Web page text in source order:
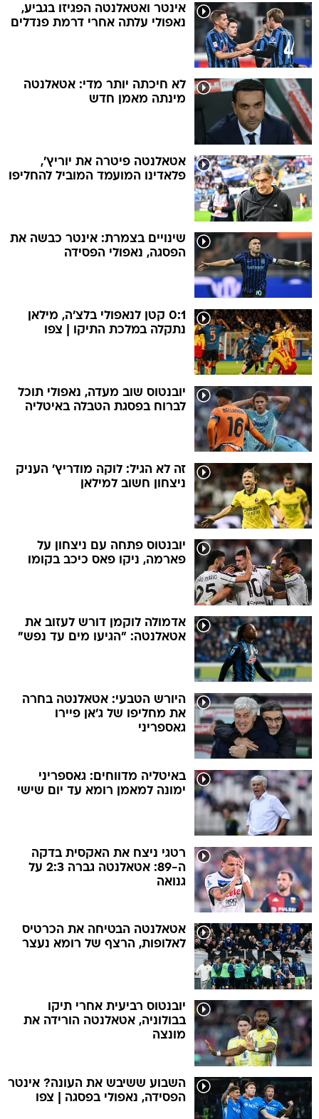
אינטר ואטאלנטה הפגיזו בגביע,
נאפולי עלתה אחרי דרמת פנדלים
לא חיכתה יותר מדי: אטאלנטה
מינתה מאמן חדש
אטאלנטה פיטרה את יוריץ',
פלאדינו המועמד המוביל להחליפו
שינויים בצמרת: אינטר כבשה את
הפסגה, נאפולי הפסידה
0:1 קטן לנאפולי בלצ'ה, מילאן
נתקלה במלכת התיקו | צפו
יובנטוס שוב מעדה, נאפולי תוכל
לברוח בפסגת הטבלה באיטליה
זה לא הגיל: לוקה מודריץ' העניק
ניצחון חשוב למילאן
יובנטוס פתחה עם ניצחון על
פארמה, ניקו פאס כיכב בקומו
אדמולה לוקמן דורש לעזוב את
אטאלנטה: "הגיעו מים עד נפש"
היורש הטבעי: אטאלנטה בחרה
את מחליפו של ג'אן פיירו
גאספריני
באיטליה מדווחים: גאספריני
ימונה למאמן רומא עד יום שישי
רטגי ניצח את האקסית בדקה
ה-89: אטאלנטה גברה 2:3 על
גנואה
אטאלנטה הבטיחה את הכרטיס
לאלופות, הרצף של רומא נעצר
יובנטוס רביעית אחרי תיקו
בבולוניה, אטאלנטה הורידה את
מונצה
השבוע ששיבש את העונה? אינטר
הפסידה, נאפולי בפסגה | צפו